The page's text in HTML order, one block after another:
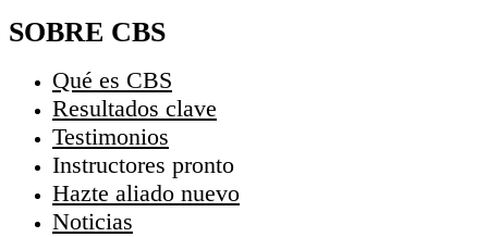
SOBRE CBS
Qué es CBS
Resultados clave
Testimonios
Instructores pronto
Hazte aliado nuevo
Noticias